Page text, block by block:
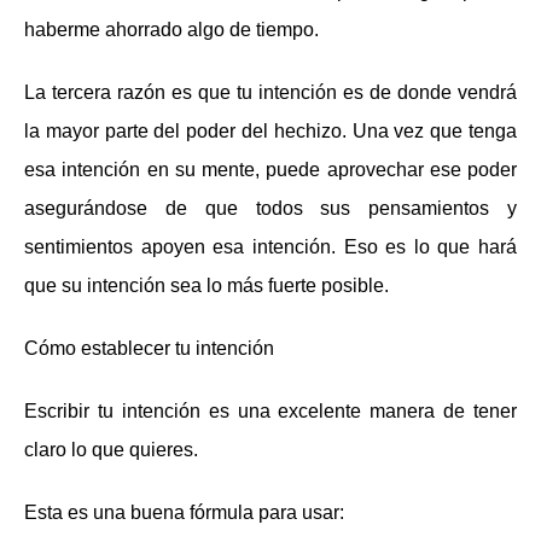
haberme ahorrado algo de tiempo.
La tercera razón es que tu intención es de donde vendrá
la mayor parte del poder del hechizo. Una vez que tenga
esa intención en su mente, puede aprovechar ese poder
asegurándose de que todos sus pensamientos y
sentimientos apoyen esa intención. Eso es lo que hará
que su intención sea lo más fuerte posible.
Cómo establecer tu intención
Escribir tu intención es una excelente manera de tener
claro lo que quieres.
Esta es una buena fórmula para usar: